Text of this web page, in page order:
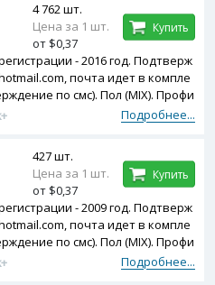
- 2016 год. Подтверж
почта идет в компле
по смс). Пол (MIX). Профи
авторизация включен
Подробнее...
4 762 шт.
Цена за 1 шт.
от $0,37
Купить
- 2009 год. Подтверж
почта идет в компле
по смс). Пол (MIX). Профи
авторизация включен
Подробнее...
427 шт.
Цена за 1 шт.
от $0,37
Купить